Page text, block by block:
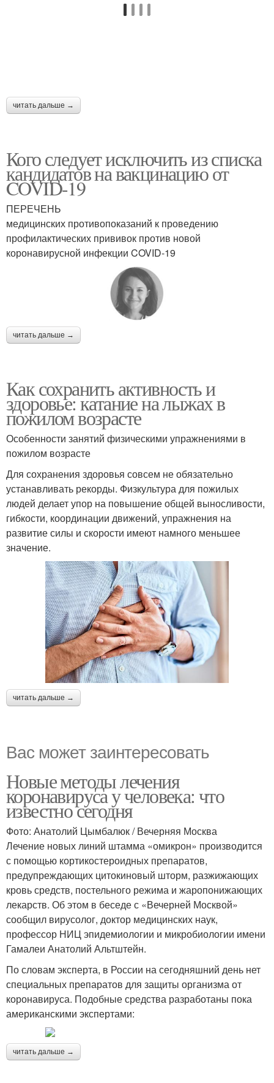
читать дальше →
Кого следует исключить из списка
кандидатов на вакцинацию от
COVID-19
ПЕРЕЧЕНЬ
медицинских противопоказаний к проведению
профилактических прививок против новой
коронавирусной инфекции COVID-19
читать дальше →
Как сохранить активность и
здоровье: катание на лыжах в
пожилом возрасте
Особенности занятий физическими упражнениями в
пожилом возрасте
Для сохранения здоровья совсем не обязательно
устанавливать рекорды. Физкультура для пожилых
людей делает упор на повышение общей выносливости,
гибкости, координации движений, упражнения на
развитие силы и скорости имеют намного меньшее
значение.
читать дальше →
Вас может заинтересовать
Новые методы лечения
коронавируса у человека: что
известно сегодня
Фото: Анатолий Цымбалюк / Вечерняя Москва
Лечение новых линий штамма «омикрон» производится
с помощью кортикостероидных препаратов,
предупреждающих цитокиновый шторм, разжижающих
кровь средств, постельного режима и жаропонижающих
лекарств. Об этом в беседе с «Вечерней Москвой»
сообщил вирусолог, доктор медицинских наук,
профессор НИЦ эпидемиологии и микробиологии имени
Гамалеи Анатолий Альтштейн.
По словам эксперта, в России на сегодняшний день нет
специальных препаратов для защиты организма от
коронавируса. Подобные средства разработаны пока
американскими экспертами:
читать дальше →